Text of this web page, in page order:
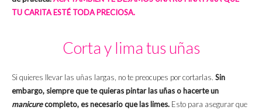
TU CARITA ESTÉ TODA PRECIOSA.
Corta y lima tus uñas
Si quieres llevar las uñas largas, no te preocupes por cortarlas. Sin
embargo, siempre que te quieras pintar las uñas o hacerte un
manicurecompleto, es necesario que las limes. Esto para asegurar que